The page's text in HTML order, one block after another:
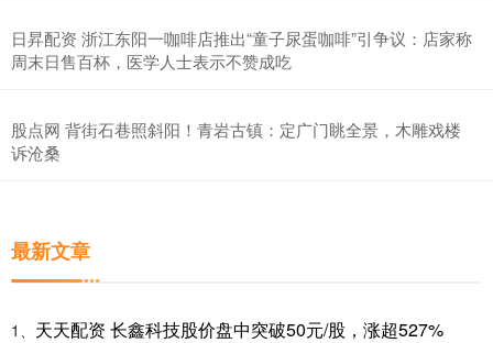
日昇配资 浙江东阳一咖啡店推出“童子尿蛋咖啡”引争议：店家称
周末日售百杯，医学人士表示不赞成吃
股点网 背街石巷照斜阳！青岩古镇：定广门眺全景，木雕戏楼
诉沧桑
最新文章
1、 天天配资 长鑫科技股价盘中突破50元/股，涨超527%